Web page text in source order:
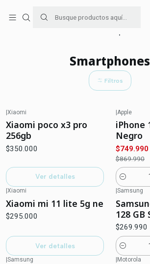
Smartphones
Filtros
|Xiaomi
Xiaomi poco x3 pro
256gb
$350.000
Ver detalles
-14%
|Apple
iPhone
Negro
$749.990
$869.990
Cantidad
|Xiaomi
Xiaomi mi 11 lite 5g ne
$295.000
Ver detalles
|Samsung
128 GB
$269.990
Cantidad
Samsung Motorola